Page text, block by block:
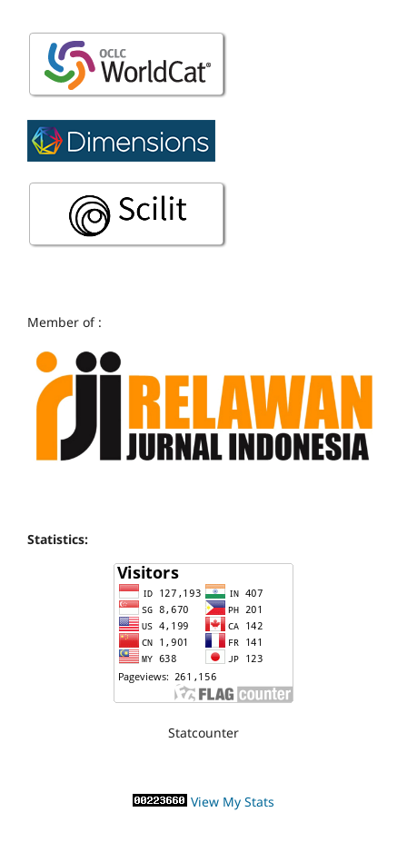
Member of :
Statistics:
Statcounter
View My Stats